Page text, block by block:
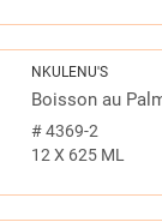
NKULENU'S
Boisson au
#4369-2
12 X 625 ML